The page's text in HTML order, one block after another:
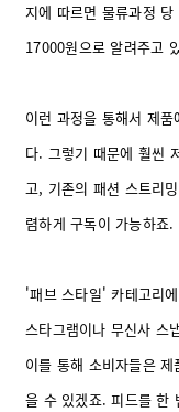
지에 따르면 물류과정
17000원으로 알려주고
이런 과정을 통해서 제
다. 그렇기 때문에 훨씬
고, 기존의 패션 스트리
렴하게 구독이 가능하죠
'패브 스타일' 카테고리
스타그램이나 무신사 스
이를 통해 소비자들은
을 수 있겠죠. 피드를 한